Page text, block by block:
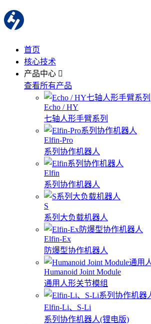
首页
核心技术
产品中心
查看所有产品
Echo / HY
七轴人形手臂系列
Elfin-Pro
系列协作机器人
Elfin
系列协作机器人
S
系列大负载机器人
Elfin-Ex
防爆型协作机器人
Humanoid Joint Module
通用人形关节模组
Elfin-Li、S-Li
系列协作机器人(锂电版)